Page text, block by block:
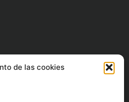
de las cookies